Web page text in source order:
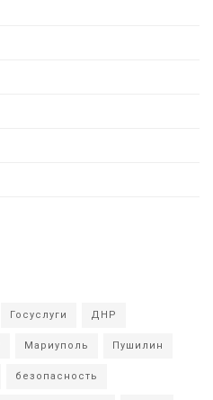
Госуслуги ДНР
Мариуполь Пушилин
безопасность